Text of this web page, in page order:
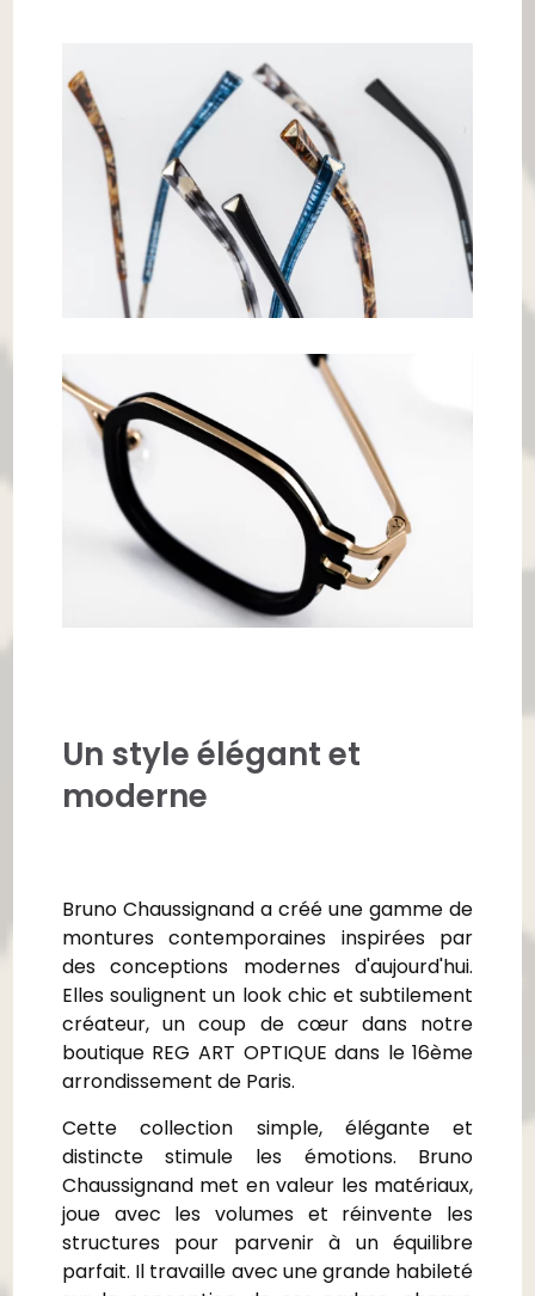
Un style élégant et
moderne
Bruno Chaussignand a créé une gamme de
montures contemporaines inspirées par
des conceptions modernes d'aujourd'hui.
Elles soulignent un look chic et subtilement
créateur, un coup de cœur dans notre
boutique REG ART OPTIQUE dans le 16ème
arrondissement de Paris.
Cette collection simple, élégante et
distincte stimule les émotions. Bruno
Chaussignand met en valeur les matériaux,
joue avec les volumes et réinvente les
structures pour parvenir à un équilibre
parfait. Il travaille avec une grande habileté